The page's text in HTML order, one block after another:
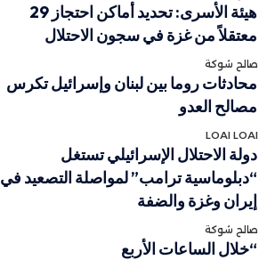
هيئة الأسرى: تحديد أماكن احتجاز 29
معتقلاً من غزة في سجون الاحتلال
صالح شوكة
محادثات روما بين لبنان وإسرائيل تكرس
مصالح العدو
LOAI LOAI
دولة الاحتلال الإسرائيلي تستغل
“دبلوماسية ترامب” لمواصلة التصعيد في
إيران وغزة والضفة
صالح شوكة
“خلال الساعات الأربع